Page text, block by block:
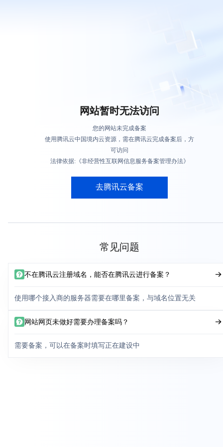
网站暂时无法访问
您的网站未完成备案
使用腾讯云中国境内云资源，需在腾讯云完成备案后，方
可访问
法律依据:《非经营性互联网信息服务备案管理办法》
去腾讯云备案
常见问题
不在腾讯云注册域名，能否在腾讯云进行备案？
使用哪个接入商的服务器需要在哪里备案，与域名位置无关
网站网页未做好需要办理备案吗？
需要备案，可以在备案时填写正在建设中